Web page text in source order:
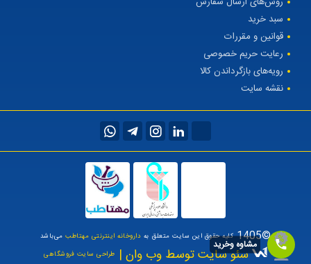
سبد خرید
قوانین و مقررات
رعایت حریم خصوصی
رویه‌های بازگرداندن کالا
نقشه سایت
©1405 کلیه حقوق این سایت متعلق به داروخانه اینترنتی مهتاطبمی‌باشد
سئو سایت توسط وب وان | طراحی سایت فروشگاهی
مشاوه وخرید